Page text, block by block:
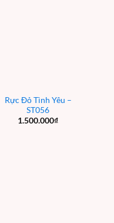
Rực Đỏ Tình Yêu –
ST056
1.500.000₫